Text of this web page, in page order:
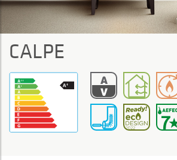
CALPE